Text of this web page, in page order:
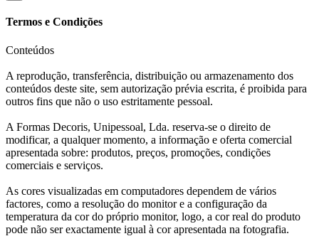
Termos e Condições
Conteúdos
A reprodução, transferência, distribuição ou armazenamento dos
conteúdos deste site, sem autorização prévia escrita, é proibida para
outros fins que não o uso estritamente pessoal.
A Formas Decoris, Unipessoal, Lda. reserva-se o direito de
modificar, a qualquer momento, a informação e oferta comercial
apresentada sobre: produtos, preços, promoções, condições
comerciais e serviços.
As cores visualizadas em computadores dependem de vários
factores, como a resolução do monitor e a configuração da
temperatura da cor do próprio monitor, logo, a cor real do produto
pode não ser exactamente igual à cor apresentada na fotografia.